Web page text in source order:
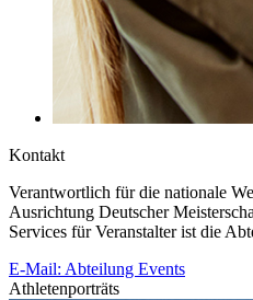
Kontakt
Verantwortlich für die nationale
Ausrichtung Deutscher
Services für Veranstalter ist die
E-Mail: Abteilung Events
Athletenporträts